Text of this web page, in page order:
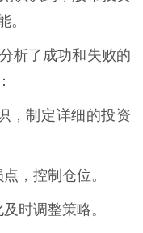
。
析了成功和失败的
，制定详细的投资
，控制仓位。
时调整策略。